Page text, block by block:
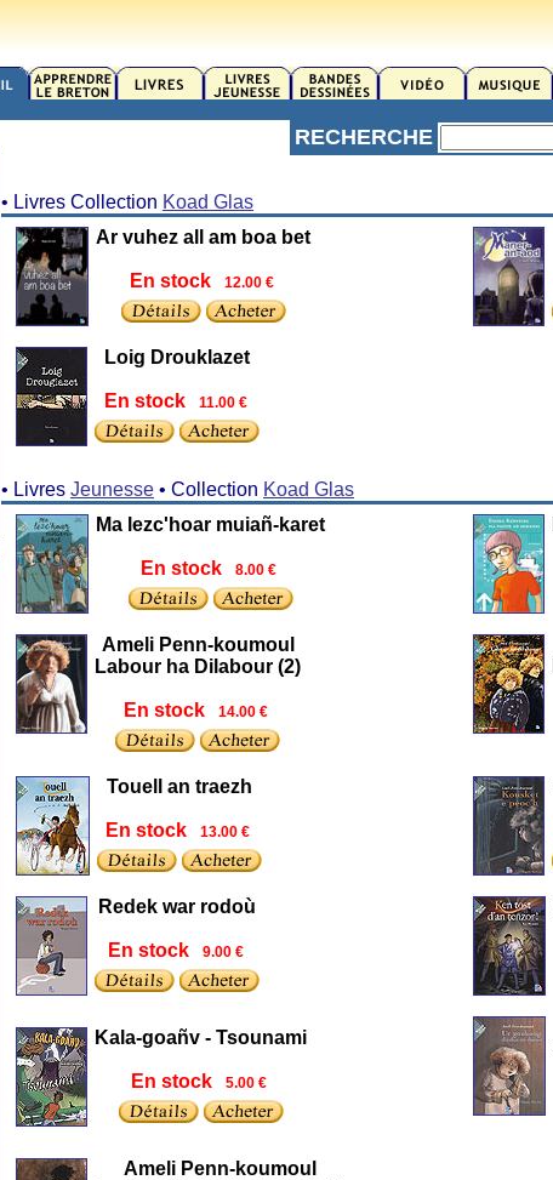
RECHERCHE
• Livres Collection Koad Glas
Ar vuhez all am boa bet
En stock 12.00 €
Loig Drouklazet
En stock 11.00 €
• Livres Jeunesse • Collection Koad Glas
Ma lezc'hoar muiañ-karet
En stock 8.00 €
Ameli Penn-koumoul
Labour ha Dilabour (2)
En stock 14.00 €
Touell an traezh
En stock 13.00 €
Redek war rodoù
En stock 9.00 €
Kala-goañv - Tsounami
En stock 5.00 €
Ameli Penn-koumoul